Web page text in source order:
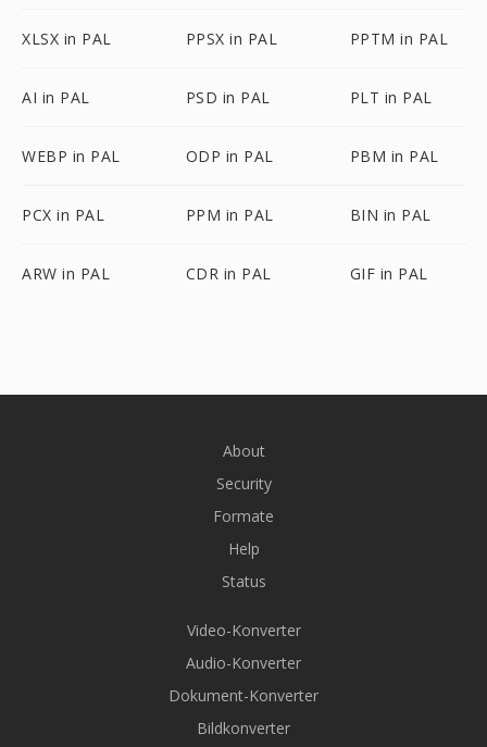
XLSX in PAL PPSX in PAL PPTM in PAL
AI in PAL PSD in PAL PLT in PAL
WEBP in PAL ODP in PAL PBM in PAL
PCX in PAL PPM in PAL BIN in PAL
ARW in PAL CDR in PAL GIF in PAL
About
Security
Formate
Help
Status
Video-Konverter
Audio-Konverter
Dokument-Konverter
Bildkonverter